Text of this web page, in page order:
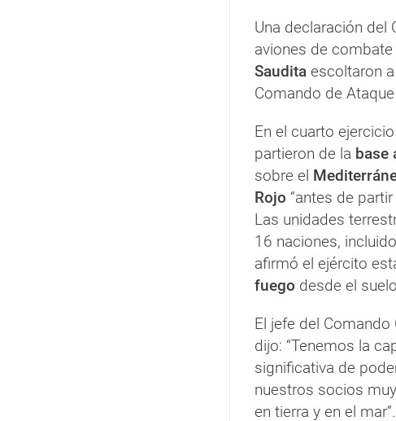
Una declaración del
aviones de combate
Saudita escoltaron
Comando de
En el cuarto
partieron de la base
sobre el
Rojo “antes de
Las unidades
16 naciones, incluido
afirmó el ejército
fuego desde el
El jefe del Comando
dijo: “Tenemos la
significativa de
nuestros socios
en tierra y en el mar”.